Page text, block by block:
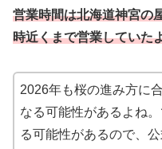
営業時間は北海道神宮の
時近くまで営業していた
2026年も桜の進み方に
なる可能性があるよね
る可能性があるので、